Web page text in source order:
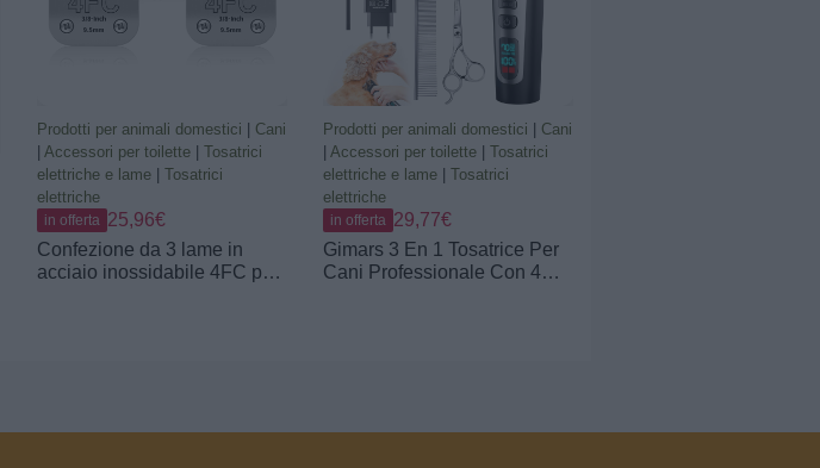
Prodotti per animali domestici | Cani
| Accessori per toilette | Tosatrici
elettriche e lame | Tosatrici
elettriche
in offerta 25,96€
Confezione da 3 lame in
acciaio inossidabile 4FC per
Prodotti per animali domestici | Cani
| Accessori per toilette | Tosatrici
elettriche e lame | Tosatrici
elettriche
in offerta 29,77€
Gimars 3 En 1 Tosatrice Per
Cani Professionale Con 4